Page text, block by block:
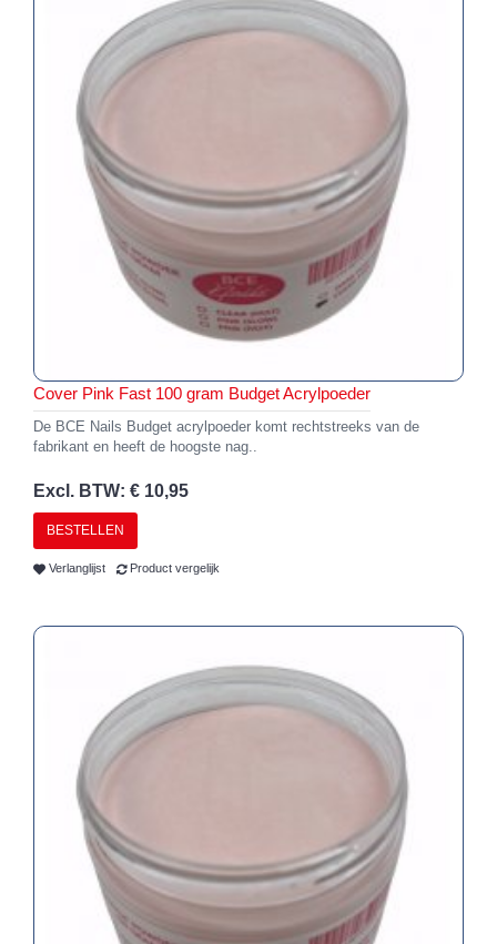
Cover Pink Fast 100 gram Budget Acrylpoeder
De BCE Nails Budget acrylpoeder komt rechtstreeks van de
fabrikant en heeft de hoogste nag..
Excl. BTW: € 10,95
BESTELLEN
Verlanglijst Product vergelijk